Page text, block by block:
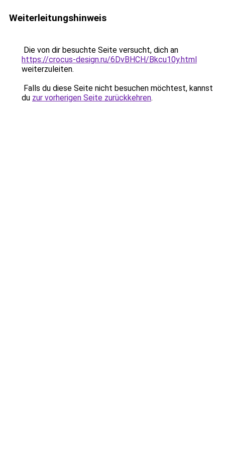
Weiterleitungshinweis
Die von dir besuchte Seite versucht, dich an
https://crocus-design.ru/6DvBHCH/Bkcu10y.html
weiterzuleiten.
Falls du diese Seite nicht besuchen möchtest, kannst
du zur vorherigen Seite zurückkehren.